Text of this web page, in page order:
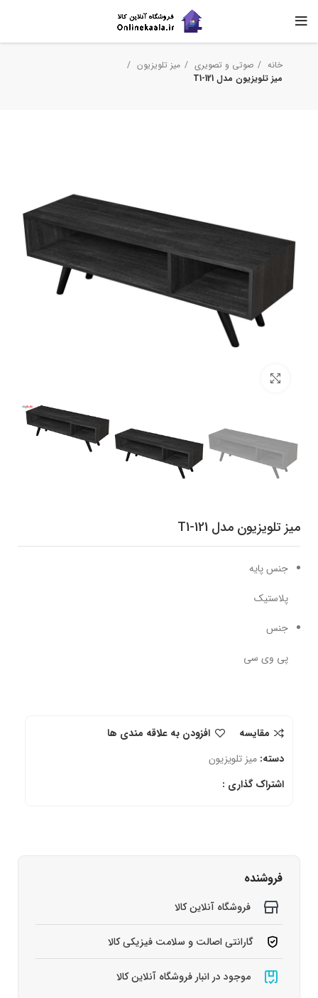
خانه صوتی و تصویری
میز تلویزیون
میز تلویزیون مدل T1-121
میز تلویزیون مدل T1-121
جنس پایه
پلاستیک
جنس
پی وی سی
مقایسه
افزودن به علاقه مندی ها
دسته: میز تلویزیون
اشتراک گذاری :
فروشنده
فروشگاه آنلاین کالا
گارانتی اصالت و سلامت فیزیکی کالا
موجود در انبار فروشگاه آنلاین کالا